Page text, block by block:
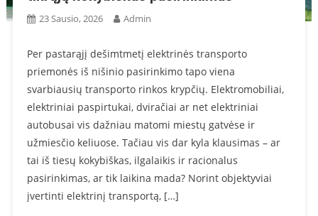
23 Sausio, 2026 Admin
Per pastarąjį dešimtmetį elektrinės transporto
priemonės iš nišinio pasirinkimo tapo viena
svarbiausių transporto rinkos krypčių. Elektromobiliai,
elektriniai paspirtukai, dviračiai ar net elektriniai
autobusai vis dažniau matomi miestų gatvėse ir
užmiesčio keliuose. Tačiau vis dar kyla klausimas – ar
tai iš tiesų kokybiškas, ilgalaikis ir racionalus
pasirinkimas, ar tik laikina mada? Norint objektyviai
įvertinti elektrinį transportą, […]